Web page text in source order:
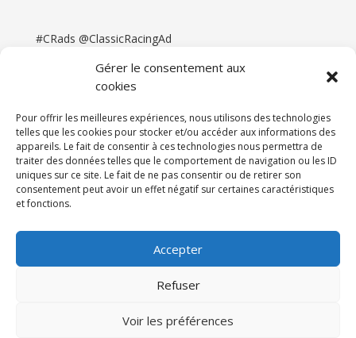
Gérer le consentement aux
cookies
Pour offrir les meilleures expériences, nous utilisons des technologies
telles que les cookies pour stocker et/ou accéder aux informations des
appareils. Le fait de consentir à ces technologies nous permettra de
traiter des données telles que le comportement de navigation ou les ID
uniques sur ce site. Le fait de ne pas consentir ou de retirer son
consentement peut avoir un effet négatif sur certaines caractéristiques
et fonctions.
Accepter
Refuser
Voir les préférences
#CRads @ClassicRacingAd
Newsletter & Presse
Partenaires
Tarifs
Espace Client
121DigitalGroup |